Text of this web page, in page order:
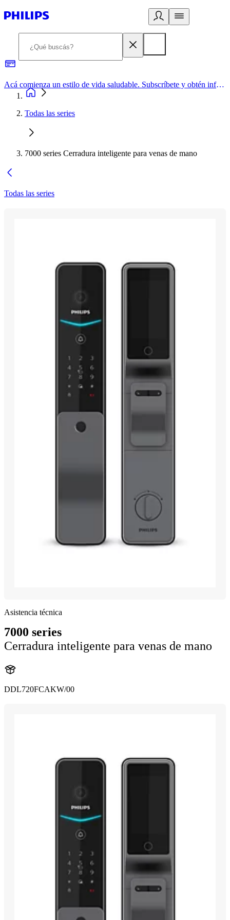
Acá comienza un estilo de vida saludable. Subscríbete y obtén información de primera mano
Todas las series
7000 series Cerradura inteligente para venas de mano
Todas las series
Asistencia técnica
7000 series
Cerradura inteligente para venas de mano
DDL720FCAKW/00